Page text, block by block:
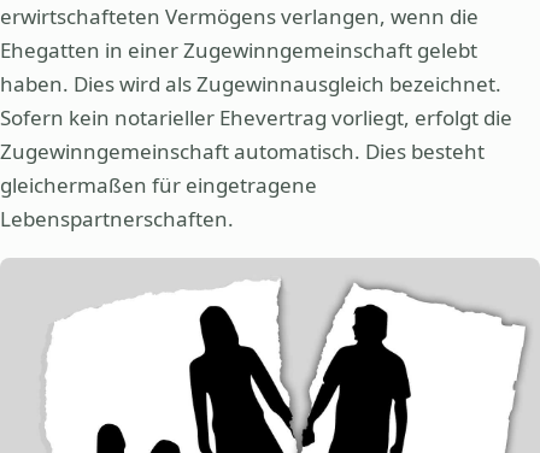
erwirtschafteten Vermögens verlangen, wenn die
Ehegatten in einer Zugewinngemeinschaft gelebt
haben. Dies wird als Zugewinnausgleich bezeichnet.
Sofern kein notarieller Ehevertrag vorliegt, erfolgt die
Zugewinngemeinschaft automatisch. Dies besteht
gleichermaßen für eingetragene
Lebenspartnerschaften.